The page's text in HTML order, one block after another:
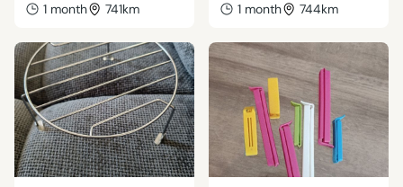
1 month 741km 1 month 744km